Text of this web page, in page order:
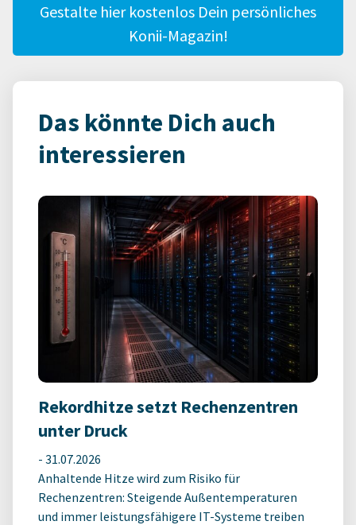
Gestalte hier kostenlos Dein persönliches
Konii-Magazin!
Das könnte Dich auch
interessieren
Rekordhitze setzt Rechenzentren
unter Druck
- 31.07.2026
Anhaltende Hitze wird zum Risiko für
Rechenzentren: Steigende Außentemperaturen
und immer leistungsfähigere IT-Systeme treiben